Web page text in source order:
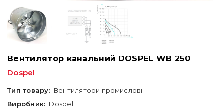
Вентилятор канальний DOSPEL WB 250
Dospel
Тип товару: Вентилятори промислові
Виробник: Dospel